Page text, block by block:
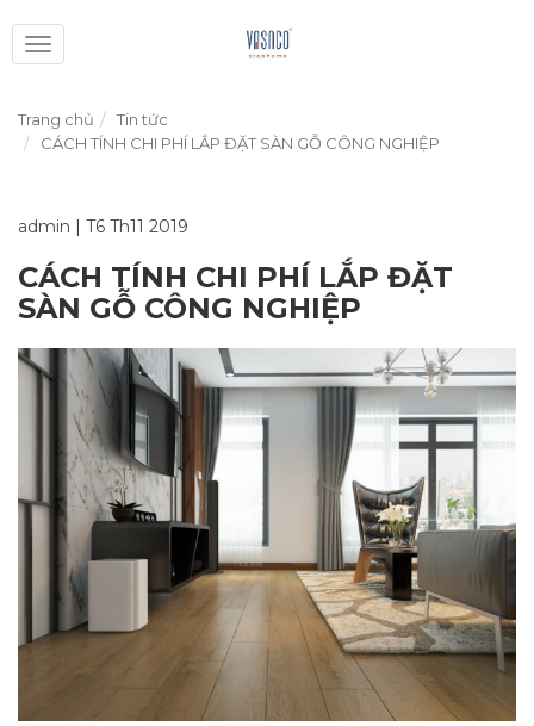
Toggle
navigation
Trang chủ
Tin tức
CÁCH TÍNH CHI PHÍ LẮP ĐẶT SÀN GỖ CÔNG NGHIỆP
admin | T6 Th11 2019
CÁCH TÍNH CHI PHÍ LẮP ĐẶT
SÀN GỖ CÔNG NGHIỆP